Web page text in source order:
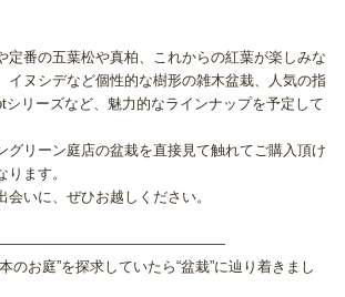
定番の五葉松や真柏、これからの紅葉が楽しみな
イヌシデなど個性的な樹形の雑木盆栽、人気の指
シリーズなど、魅力的なラインナップを予定して
グリーン庭店の盆栽を直接見て触れてご購入頂け
ます。
会いに、ぜひお越しください。
のお庭”を探求していたら“盆栽”に辿り着きまし